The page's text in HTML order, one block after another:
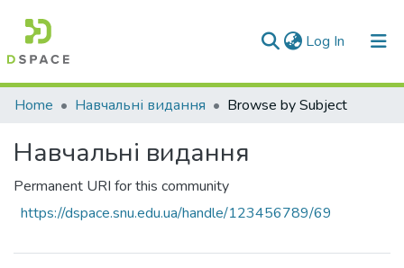
Log In (current)
Communities & Collections
Home Навчальні видання Browse by Subject
Навчальні видання
Permanent URI for this community
https://dspace.snu.edu.ua/handle/123456789/69